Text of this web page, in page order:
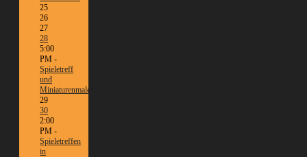
25
26
27
28
5:00
PM -
Spieletreff
und
Miniaturenmalen/Tabletop
29
30
2:00
PM -
Spieletreffen
in